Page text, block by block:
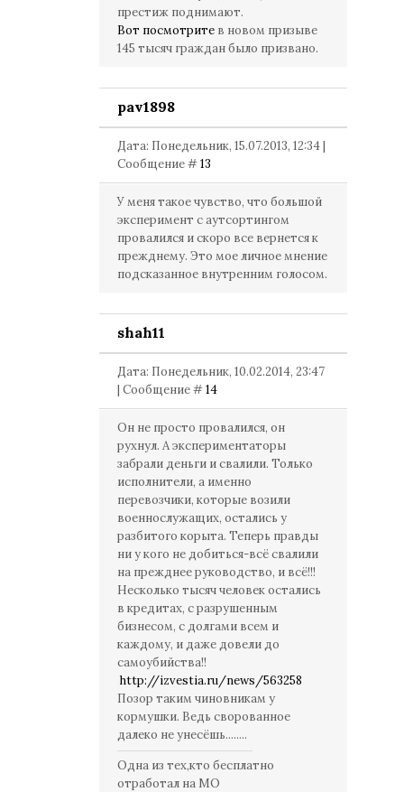
престиж поднимают.
Вот посмотрите в новом призыве
145 тысяч граждан было призвано.
pav1898
Дата: Понедельник, 15.07.2013, 12:34 |
Сообщение #13
У меня такое чувство, что большой
эксперимент с аутсортингом
провалился и скоро все вернется к
прежднему. Это мое личное мнение
подсказанное внутренним голосом.
shah11
Дата: Понедельник, 10.02.2014, 23:47
| Сообщение #14
Он не просто провалился, он
рухнул. А экспериментаторы
забрали деньги и свалили. Только
исполнители, а именно
перевозчики, которые возили
военнослужащих, остались у
разбитого корыта. Теперь правды
ни у кого не добиться-всё свалили
на прежднее руководство, и всё!!!
Несколько тысяч человек остались
в кредитах, с разрушенным
бизнесом, с долгами всем и
каждому, и даже довели до
самоубийства!!
http://izvestia.ru/news/563258
Позор таким чиновникам у
кормушки. Ведь сворованное
далеко не унесёшь........
Одна из тех,кто бесплатно
отработал на МО